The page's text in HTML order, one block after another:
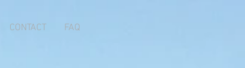
CONTACT FAQ